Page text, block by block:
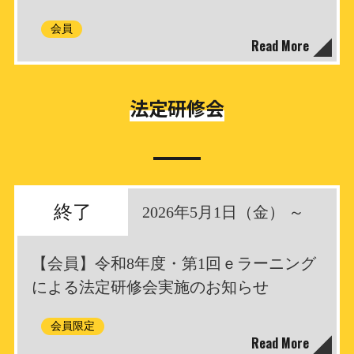
会員
Read More
法定研修会
終了 2026年5月1日（金） ～
【会員】令和8年度・第1回ｅラーニング
による法定研修会実施のお知らせ
会員限定
Read More